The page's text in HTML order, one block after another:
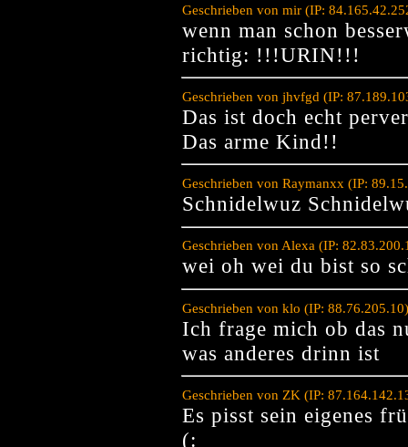
Geschrieben von mir (IP:
wenn man schon
richtig: !!!URIN!!!
Geschrieben von jhvfgd (IP:
Das ist doch echt
Das arme Kind!!
Geschrieben von Raymanxx (IP:
Schnidelwuz
Geschrieben von Alexa (IP:
wei oh wei du bist so
Geschrieben von klo (IP:
Ich frage mich ob das
was anderes drinn ist
Geschrieben von ZK (IP:
Es pisst sein eigenes
(: